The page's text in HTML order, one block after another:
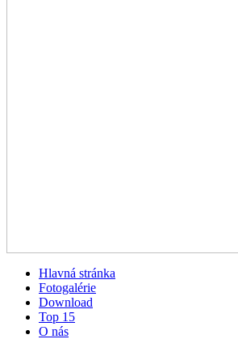
Hlavná stránka
Fotogalérie
Download
Top 15
O nás